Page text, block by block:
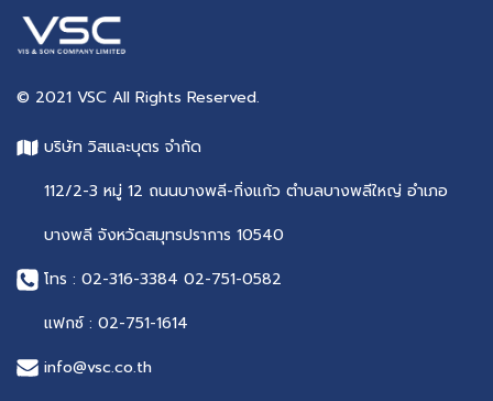
© 2021 VSC All Rights Reserved.
บริษัท วิสและบุตร จำกัด
112/2-3 หมู่ 12 ถนนบางพลี-กิ่งแก้ว ตำบลบางพลีใหญ่ อำเภอ
บางพลี จังหวัดสมุทรปราการ 10540
โทร : 02-316-3384 02-751-0582
แฟกซ์ : 02-751-1614
info@vsc.co.th